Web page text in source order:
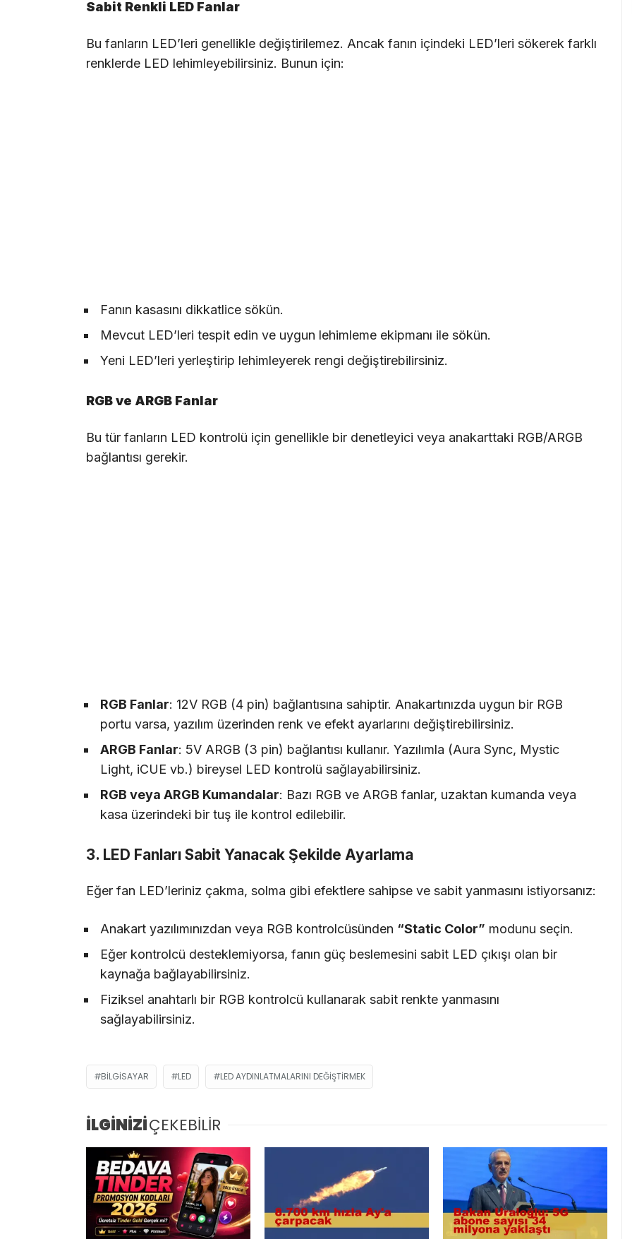
Sabit Renkli LED Fanlar
Bu fanların LED’leri genellikle değiştirilemez. Ancak fanın içindeki LED’leri sökerek farklı
renklerde LED lehimleyebilirsiniz. Bunun için:
Fanın kasasını dikkatlice sökün.
Mevcut LED’leri tespit edin ve uygun lehimleme ekipmanı ile sökün.
Yeni LED’leri yerleştirip lehimleyerek rengi değiştirebilirsiniz.
RGB ve ARGB Fanlar
Bu tür fanların LED kontrolü için genellikle bir denetleyici veya anakarttaki RGB/ARGB
bağlantısı gerekir.
RGB Fanlar: 12V RGB (4 pin) bağlantısına sahiptir. Anakartınızda uygun bir RGB
portu varsa, yazılım üzerinden renk ve efekt ayarlarını değiştirebilirsiniz.
ARGB Fanlar: 5V ARGB (3 pin) bağlantısı kullanır. Yazılımla (Aura Sync, Mystic
Light, iCUE vb.) bireysel LED kontrolü sağlayabilirsiniz.
RGB veya ARGB Kumandalar: Bazı RGB ve ARGB fanlar, uzaktan kumanda veya
kasa üzerindeki bir tuş ile kontrol edilebilir.
3. LED Fanları Sabit Yanacak Şekilde Ayarlama
Eğer fan LED’leriniz çakma, solma gibi efektlere sahipse ve sabit yanmasını istiyorsanız:
Anakart yazılımınızdan veya RGB kontrolcüsünden “Static Color” modunu seçin.
Eğer kontrolcü desteklemiyorsa, fanın güç beslemesini sabit LED çıkışı olan bir
kaynağa bağlayabilirsiniz.
Fiziksel anahtarlı bir RGB kontrolcü kullanarak sabit renkte yanmasını
sağlayabilirsiniz.
BILGISAYAR LED LED AYDINLATMALARINI DEĞIŞTIRMEK
İLGİNİZİÇEKEBİLİR